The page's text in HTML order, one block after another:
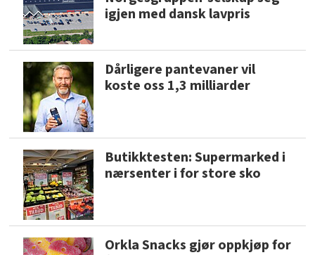
igjen med dansk lavpris
Dårligere pantevaner vil
koste oss 1,3 milliarder
Butikktesten: Supermarked i
nærsenter i for store sko
Orkla Snacks gjør oppkjøp for